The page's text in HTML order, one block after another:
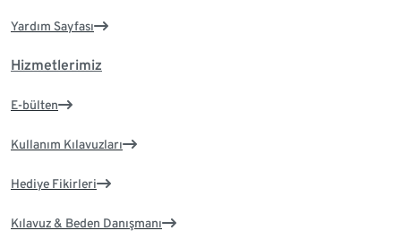
Yardım Sayfası
Hizmetlerimiz
E-bülten
Kullanım Kılavuzları
Hediye Fikirleri
Kılavuz & Beden Danışmanı